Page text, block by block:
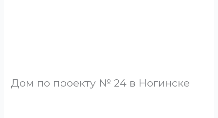
Дом по проекту № 24 в Ногинске